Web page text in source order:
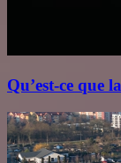
Qu’est‑ce que